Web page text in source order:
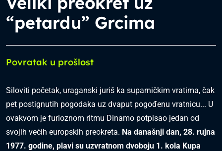
“petardu” Grcima
Povratak u prošlost
Siloviti početak, uraganski juriš ka suparničkim vratima, čak
pet postignutih pogodaka uz dvaput pogođenu vratnicu... U
ovakvom je furioznom ritmu Dinamo potpisao jedan od
svojih većih europskih preokreta. Na današnji dan, 28. rujna
1977. godine, plavi su uzvratnom dvoboju 1. kola Kupa